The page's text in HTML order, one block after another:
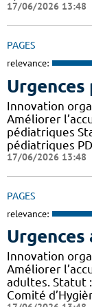
17/06/2026 13:48
PAGES
relevance:
Innovation
Améliorer
pédiatriques
pédiatriques
17/06/2026 13:48
PAGES
relevance:
Urgences
Innovation
Améliorer
adultes. Statut
Comité